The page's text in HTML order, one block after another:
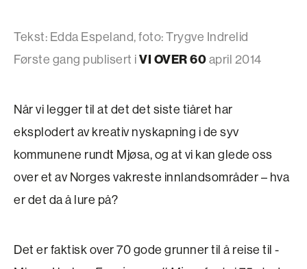
Tekst: Edda Espeland, foto: Trygve Indrelid
Første gang publisert iVI OVER 60april 2014
Når vi legger til at det det siste tiåret har
eksplodert av kreativ nyskapning i de syv
kommunene rundt Mjøsa, og at vi kan glede oss
over et av Norges vakreste innlandsområder – hva
er det da å lure på?
Det er faktisk over 70 gode grunner til å reise til ­